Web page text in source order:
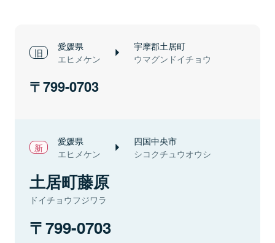
愛媛県
エヒメケン
宇摩郡土居町
ウマグンドイチョウ
799-0703
愛媛県
エヒメケン
四国中央市
シコクチュウオウシ
土居町藤原
ドイチョウフジワラ
799-0703